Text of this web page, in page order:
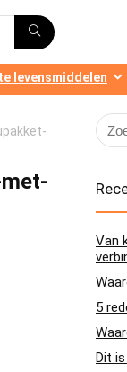
levensmiddelen
Van
5
Dit